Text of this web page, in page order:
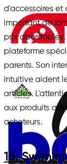
d'accessoires et
important de
prix abordables.
plateforme
parents. Son
intuitive aident
articles.
aux produits
acheteurs.
15.